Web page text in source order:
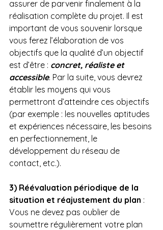
assurer de parvenir finalement à la
réalisation complète du projet. Il est
important de vous souvenir lorsque
vous ferez l’élaboration de vos
objectifs que la qualité d’un objectif
est d’être : concret, réaliste et
accessible. Par la suite, vous devrez
établir les moyens qui vous
permettront d’atteindre ces objectifs
(par exemple : les nouvelles aptitudes
et expériences nécessaire, les besoins
en perfectionnement, le
développement du réseau de
contact, etc.).
3) Réévaluation périodique de la
situation et réajustement du plan :
Vous ne devez pas oublier de
soumettre régulièrement votre plan